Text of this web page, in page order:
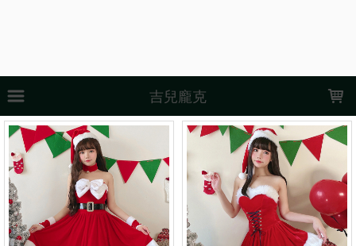
吉兒龐克
上架時間 銷售件數 銷售價格
樣式尺寸篩選
全部樣式 鞋子 衣服全套 衣服
全套
假髮 我妻善逸 富岡義勇
彌豆子
黑